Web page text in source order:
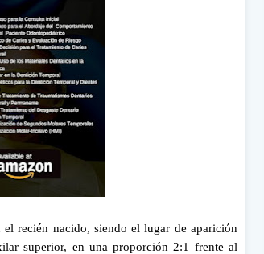
el recién nacido, siendo el lugar de aparición
superior, en una proporción 2:1 frente al